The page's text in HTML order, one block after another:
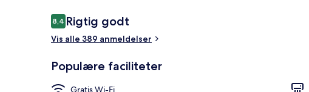
Anmeldelser
8,48,4 ud af 10.
Rigtig godt
Vis alle 389 anmeldelser
Populære faciliteter
Gratis Wi-Fi